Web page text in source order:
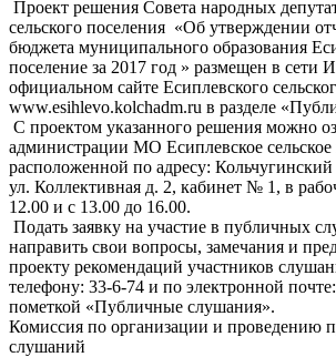
Проект решения Совета народных
сельского поселения «Об утверждении
бюджета муниципального образования
поселение за 2017 год » размещен в сети
официальном сайте Есиплевского
www.esihlevo.kolchadm.ru в разделе
С проектом указанного решения можно
администрации МО Есиплевское сельское
расположенной по адресу:
ул. Коллективная д. 2, кабинет № 1, в
12.00 и с 13.00 до 16.00.
Подать заявку на участие в публичных
направить свои вопросы, замечания и
проекту рекомендаций участников
телефону: 33-6-74 и по электронной почте:
пометкой «Публичные слушания».
Комиссия по организации и проведению
слушаний